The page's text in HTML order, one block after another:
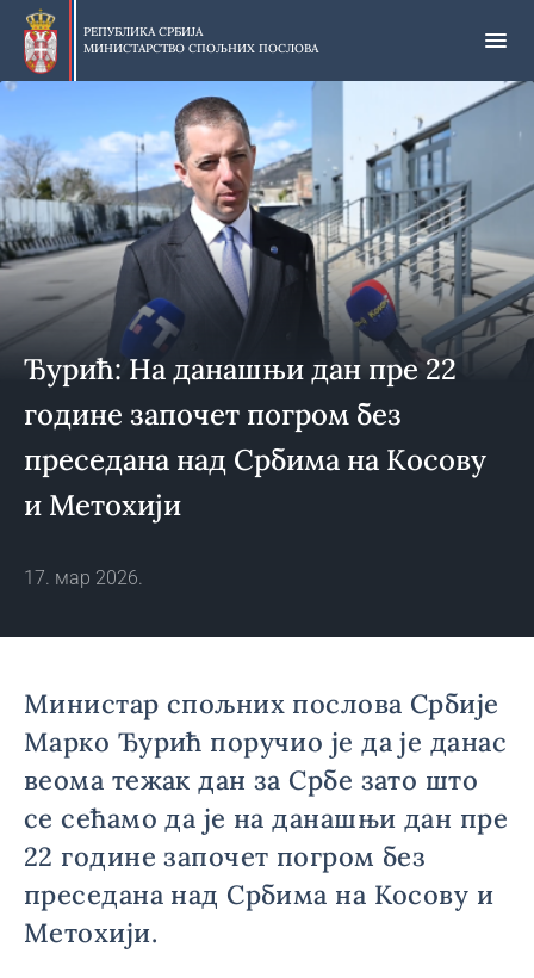
Прескочи
главни
део
РЕПУБЛИКА СРБИЈА
МИНИСТАРСТВО СПОЉНИХ ПОСЛОВА
Ђурић: На данашњи дан пре 22
године започет погром без
преседана над Србима на Косову
и Метохији
17. мар 2026.
Министар спољних послова Србије
Марко Ђурић поручио је да је данас
веома тежак дан за Србе зато што
се сећамо да је на данашњи дан пре
22 године започет погром без
преседана над Србима на Косову и
Метохији.